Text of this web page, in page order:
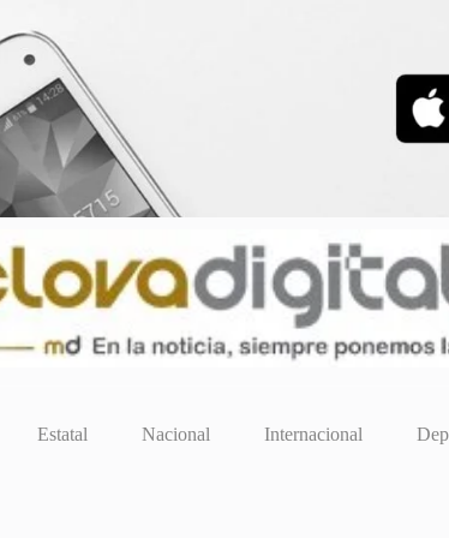
Estatal Nacional Internacional